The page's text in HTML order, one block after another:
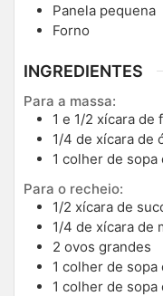
Panela pequena
Forno
INGREDIENTES
Para a massa:
1 e 1/2 xícara de
1/4 de xícara de
1 colher de sopa
Para o recheio:
1/2 xícara de
1/4 de xícara de
2 ovos grandes
1 colher de sopa
1 colher de sopa